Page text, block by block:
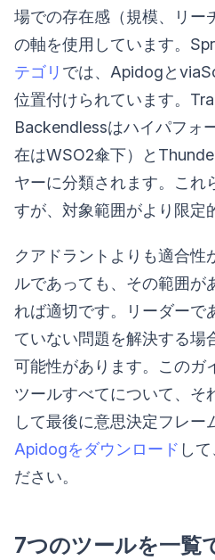
場での存在感（規模、リー
の軸を使用しています。
テゴリ では、Apidogと
位置付けられています。
Backendlessはハイパフォ
在はWSO2傘下）と
ヤーに分類されます。これ
すが、対象範囲がより限定
クアドラントよりも適合性
ルであっても、その範囲が
れば適切です。リーダーで
ていない問題を解決する場
可能性があります。このガ
ツールすべてについて、そ
して最後に意思決定フレー
Apidogをダウンロード し
ださい。
7つのツールを一覧